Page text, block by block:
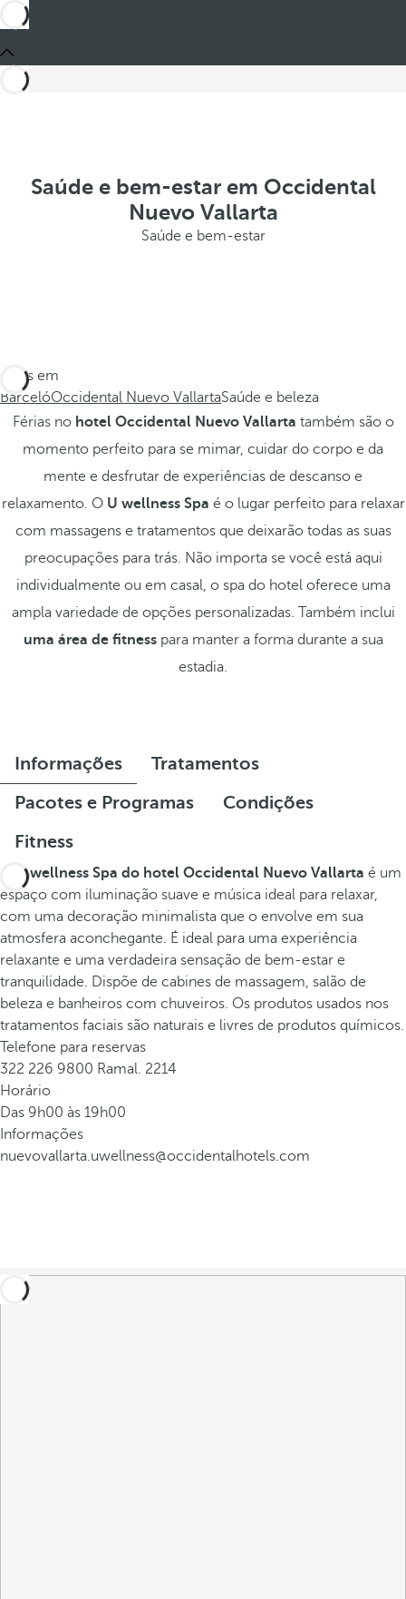
Saúde e bem-estar em Occidental
Nuevo Vallarta
Saúde e bem-estar
Estes em
BarcelóOccidental Nuevo VallartaSaúde e beleza
Férias no hotel Occidental Nuevo Vallarta também são o
momento perfeito para se mimar, cuidar do corpo e da
mente e desfrutar de experiências de descanso e
relaxamento. OU wellness Spa é o lugar perfeito para relaxar
com massagens e tratamentos que deixarão todas as suas
preocupações para trás. Não importa se você está aqui
individualmente ou em casal, o spa do hotel oferece uma
ampla variedade de opções personalizadas. Também inclui
uma área de fitnesspara manter a forma durante a sua
estadia.
Informações
Tratamentos
Pacotes e Programas
Condições
Fitness
U wellness Spa do hotel Occidental Nuevo Vallarta é um
espaço com iluminação suave e música ideal para relaxar,
com uma decoração minimalista que o envolve em sua
atmosfera aconchegante. É ideal para uma experiência
relaxante e uma verdadeira sensação de bem-estar e
tranquilidade. Dispõe de cabines de massagem, salão de
beleza e banheiros com chuveiros. Os produtos usados nos
tratamentos faciais são naturais e livres de produtos químicos.
Telefone para reservas
322 226 9800 Ramal. 2214
Horário
Das 9h00 às 19h00
Informações
nuevovallarta.uwellness@occidentalhotels.com